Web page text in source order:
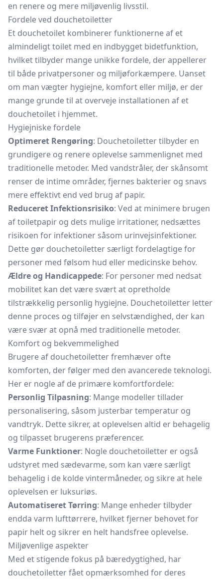
en renere og mere miljøvenlig livsstil.
Fordele ved douchetoiletter
Et douchetoilet kombinerer funktionerne af et
almindeligt toilet med en indbygget bidetfunktion,
hvilket tilbyder mange unikke fordele, der appellerer
til både privatpersoner og miljøforkæmpere. Uanset
om man vægter hygiejne, komfort eller miljø, er der
mange grunde til at overveje installationen af et
douchetoilet i hjemmet.
Hygiejniske fordele
Optimeret Rengøring: Douchetoiletter tilbyder en
grundigere og renere oplevelse sammenlignet med
traditionelle metoder. Med vandstråler, der skånsomt
renser de intime områder, fjernes bakterier og snavs
mere effektivt end ved brug af papir.
Reduceret Infektionsrisiko: Ved at minimere brugen
af toiletpapir og dets mulige irritationer, nedsættes
risikoen for infektioner såsom urinvejsinfektioner.
Dette gør douchetoiletter særligt fordelagtige for
personer med følsom hud eller medicinske behov.
Ældre og Handicappede: For personer med nedsat
mobilitet kan det være svært at opretholde
tilstrækkelig personlig hygiejne. Douchetoiletter letter
denne proces og tilføjer en selvstændighed, der kan
være svær at opnå med traditionelle metoder.
Komfort og bekvemmelighed
Brugere af douchetoiletter fremhæver ofte
komforten, der følger med den avancerede teknologi.
Her er nogle af de primære komfortfordele:
Personlig Tilpasning: Mange modeller tillader
personalisering, såsom justerbar temperatur og
vandtryk. Dette sikrer, at oplevelsen altid er behagelig
og tilpasset brugerens præferencer.
Varme Funktioner: Nogle douchetoiletter er også
udstyret med sædevarme, som kan være særligt
behagelig i de kolde vintermåneder, og sikre at hele
oplevelsen er luksuriøs.
Automatiseret Tørring: Mange enheder tilbyder
endda varm lufttørrere, hvilket fjerner behovet for
papir helt og sikrer en helt handsfree oplevelse.
Miljøvenlige aspekter
Med et stigende fokus på bæredygtighed, har
douchetoiletter fået opmærksomhed for deres